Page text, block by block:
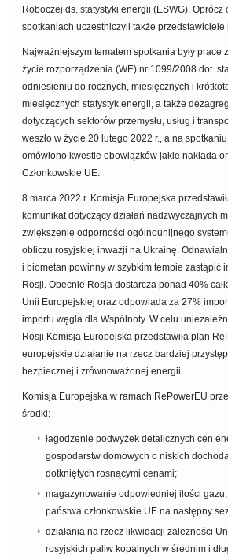
Roboczej ds. statystyki energii (ESWG). Oprócz
spotkaniach uczestniczyli także przedstawiciele
Najważniejszym tematem spotkania były prace
życie rozporządzenia (WE) nr 1099/2008 dot.
odniesieniu do rocznych, miesięcznych i
miesięcznych statystyk energii, a także
dotyczących sektorów przemysłu, usług i
weszło w życie 20 lutego 2022 r., a na
omówiono kwestie obowiązków jakie nakłada
Członkowskie UE.
8 marca 2022 r. Komisja Europejska
komunikat dotyczący działań nadzwyczajnych
zwiększenie odporności ogólnounijnego
obliczu rosyjskiej inwazji na Ukrainę.
i biometan powinny w szybkim tempie zastąpić
Rosji.Obecnie Rosja dostarcza ponad 40%
Unii Europejskiej oraz odpowiada za 27%
importu węgla dla Wspólnoty. W celu
Rosji Komisja Europejska przedstawiła plan
europejskie działanie na rzecz bardziej
bezpiecznej i zrównoważonej energii.
Komisja Europejska w ramach RePowerEU
środki:
łagodzenie podwyżek detalicznych cen
gospodarstw domowych o niskich
dotkniętych rosnącymi cenami;
magazynowanie odpowiedniej ilości
państwa członkowskie UE na następny
działania na rzecz likwidacji zależności
rosyjskich paliw kopalnych w średnim i